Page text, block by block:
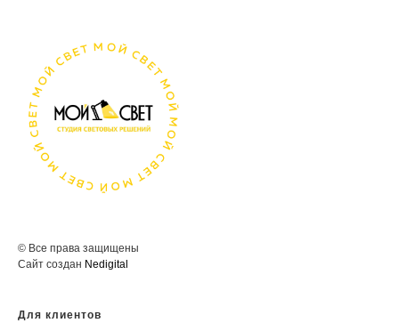
© Все права защищены
Сайт создан Nedigital
Для клиентов